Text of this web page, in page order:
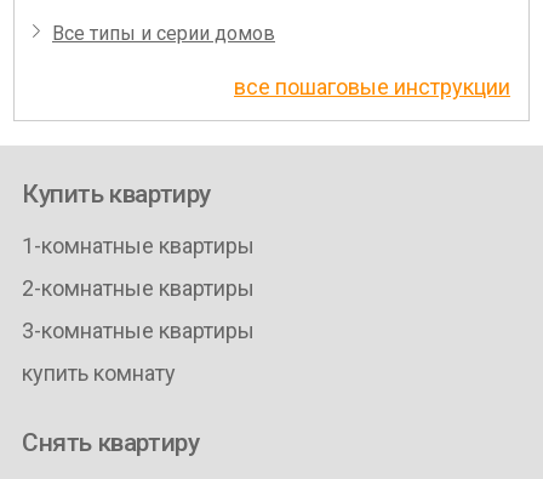
Все типы и серии домов
все пошаговые инструкции
Купить квартиру
1-комнатные квартиры
2-комнатные квартиры
3-комнатные квартиры
купить комнату
Снять квартиру